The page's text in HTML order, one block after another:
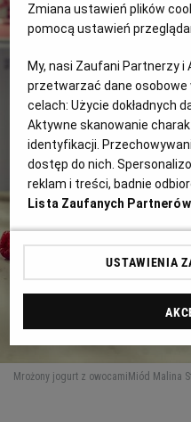
Mrożony jogurt z owocami Miód Malina
Zmiana ustawień plików
pomocą ustawień
My, nasi Zaufani Partnerzy i
przetwarzać dane
celach:Użycie dokładnych
Aktywne skanowanie
identyfikacji.
dostęp do nich.
reklam i treści, badnie
Lista Zaufanych Partnerów
USTAWIENIA